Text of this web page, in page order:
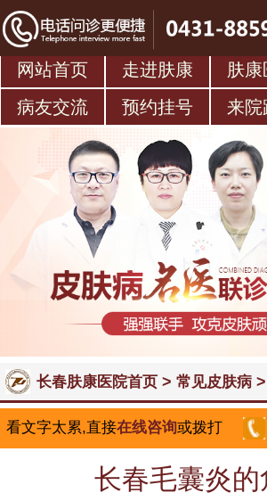
网站首页 走进肤康
肤康
病友交流
预约挂号 来院
长春肤康医院首页> 常见皮肤病>
看文字太累,直接在线咨询或拨打
长春毛囊炎的